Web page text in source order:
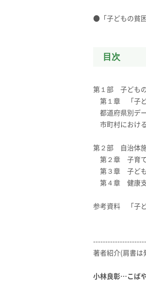
●「子どもの貧
目次
第１部 子ども
第１章 「子ど
都道府県別デ
市町村におけ
第２部 自治体
第２章 子育て
第３章 子ど
第４章 健康
参考資料 「子
著者紹介(肩書は
小林良彰…こば